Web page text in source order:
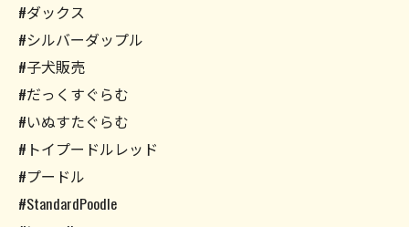
#ダックス
#シルバーダップル
#子犬販売
#だっくすぐらむ
#いぬすたぐらむ
#トイプードルレッド
#プードル
#StandardPoodle